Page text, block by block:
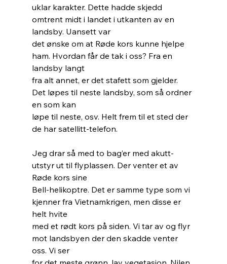
uklar karakter. Dette hadde skjedd
omtrent midt i landet i utkanten av en
landsby. Uansett var
det ønske om at Røde kors kunne hjelpe
ham. Hvordan får de tak i oss? Fra en
landsby langt
fra alt annet, er det stafett som gjelder.
Det løpes til neste landsby, som så ordner
en som kan
løpe til neste, osv. Helt frem til et sted der
de har satellitt-telefon.
Jeg drar så med to bag’er med akutt-
utstyr ut til flyplassen. Der venter et av
Røde kors sine
Bell-helikoptre. Det er samme type som vi
kjenner fra Vietnamkrigen, men disse er
helt hvite
med et rødt kors på siden. Vi tar av og flyr
mot landsbyen der den skadde venter
oss. Vi ser